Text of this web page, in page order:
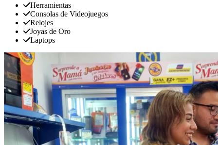
Herramientas
Consolas de Videojuegos
Relojes
Joyas de Oro
Laptops